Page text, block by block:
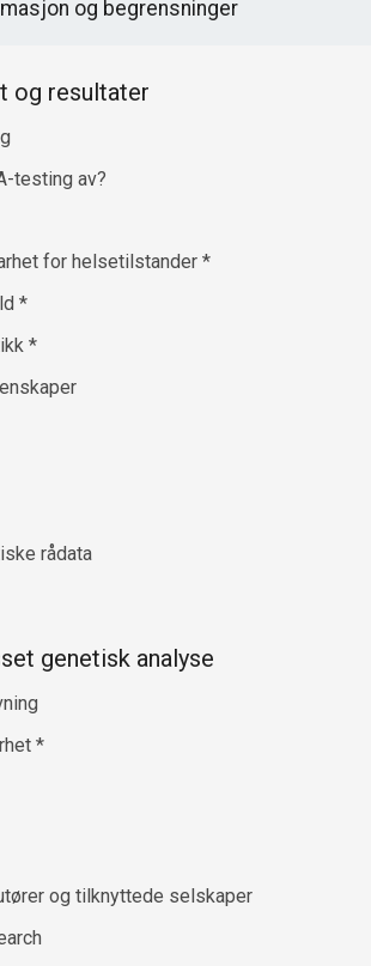
og begrensninger
og resultater
testing av?
for helsetilstander*
*
*
rådata
genetisk analyse
*
og tilknyttede selskaper